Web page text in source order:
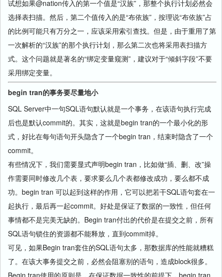
试想如果@nation传入的第一个值是“汉族”，那整个执行计划必然会
选择表扫描。然后，第二个值传入的是“布依族”，按理说“布依族”占
的比例可能只有万分之一，应该采用索引查找。但是，由于重用了第
一次解析的“汉族”的那个执行计划，那么第二次也将采用表扫描方
式。这个问题就是著名的“绑定变量窥测”，建议对于“倾斜字段”不要
采用绑定变量。
begin tran的事务要尽量地小
SQL Server中一句SQL语句默认就是一个事务，在该语句执行完成
后也是默认commit的。其实，这就是begin tran的一个最小化的形
式，好比在每句语句开头隐含了一个begin tran，结束时隐含了一个
commit。
有些情况下，我们需要显式声明begin tran，比如做“插、删、改”操
作需要同时修改几个表，要求要么几个表都修改成功，要么都不成
功。begin tran 可以起到这样的作用，它可以把若干SQL语句套在一
起执行，最后再一起commit。好处是保证了数据的一致性，但任何
事情都不是完美无缺的。Begin tran付出的代价是在提交之前，所有
SQL语句锁住的资源都不能释放，直到commit掉。
可见，如果Begin tran套住的SQL语句太多，那数据库的性能就糟糕
了。在该大事务提交之前，必然会阻塞别的语句，造成block很多。
Begin tran使用的原则是，在保证数据一致性的前提下，begin tran